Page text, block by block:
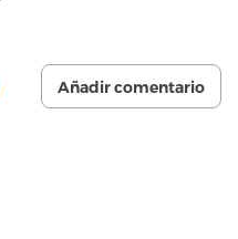
Añadir comentario